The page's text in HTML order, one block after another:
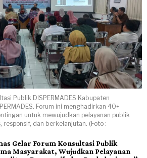
Publik DISPERMADES Kabupaten
Forum ini menghadirkan 40+
untuk mewujudkan pelayanan publik
responsif, dan berkelanjutan. (Foto :
Gelar Forum Konsultasi Publik
Masyarakat, Wujudkan Pelayanan